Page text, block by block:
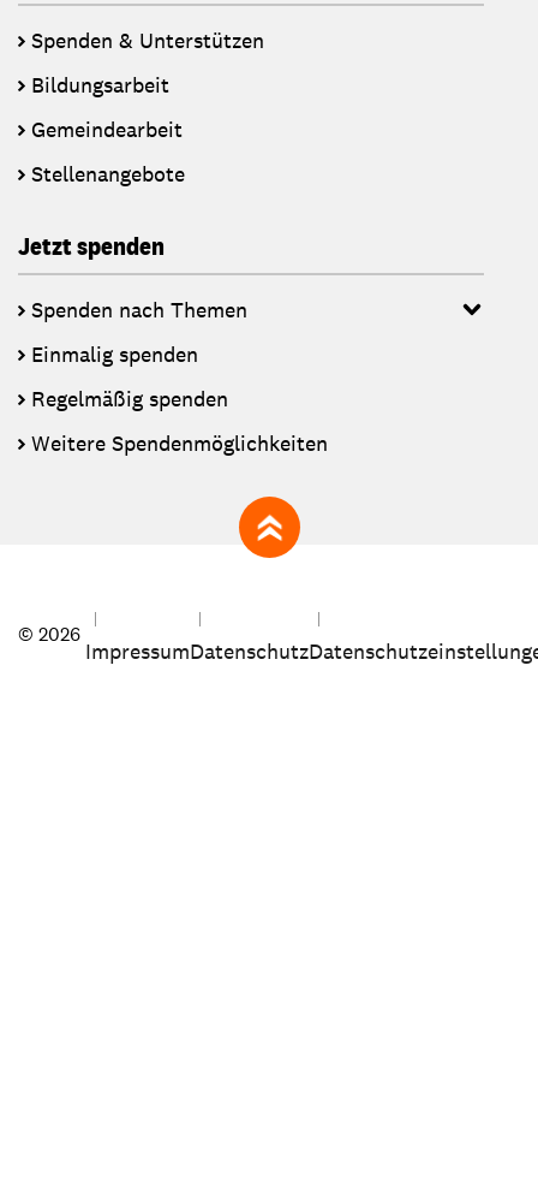
Spenden & Unterstützen
Bildungsarbeit
Gemeindearbeit
Stellenangebote
Jetzt spenden
Spenden nach Themen
Einmalig spenden
Regelmäßig spenden
Weitere Spendenmöglichkeiten
zum Seitenanfang
© 2026
ImpressumDatenschutz